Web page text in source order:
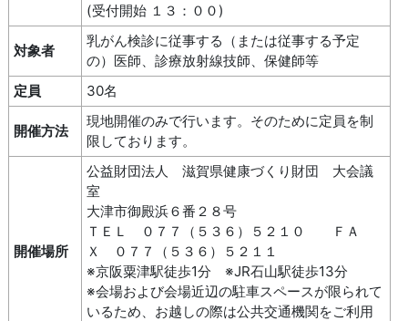
(受付開始 １３：００)
対象者
乳がん検診に従事する（または従事する予定
の）医師、診療放射線技師、保健師等
定員
30名
開催方法
現地開催のみで行います。そのために定員を制
限しております。
開催場所
公益財団法人 滋賀県健康づくり財団 大会議
室
大津市御殿浜６番２８号
ＴＥＬ ０７７（５３６）５２１０ ＦＡ
Ｘ ０７７（５３６）５２１１
※京阪粟津駅徒歩1分 ※JR石山駅徒歩13分
※会場および会場近辺の駐車スペースが限られて
いるため、お越しの際は公共交通機関をご利用